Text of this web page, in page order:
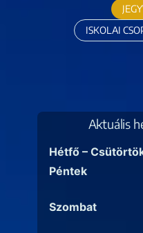
ISKOLAI
Aktuális
Hétfő –
Péntek
Szombat